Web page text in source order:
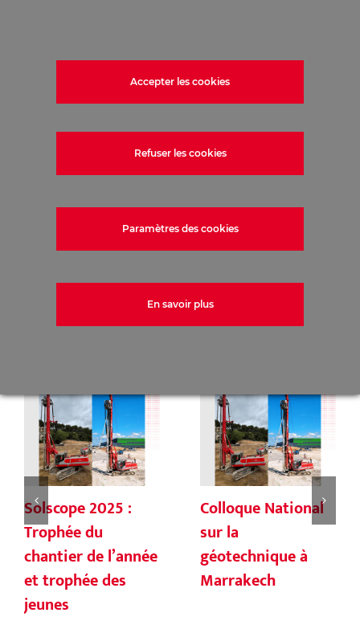
Solscope 2025 :
Trophée du
chantier de l’année
et trophée des
jeunes
Colloque National
sur la
géotechnique à
Marrakech
Accepter les cookies
Refuser les cookies
En savoir plus
Paramètres des cookies